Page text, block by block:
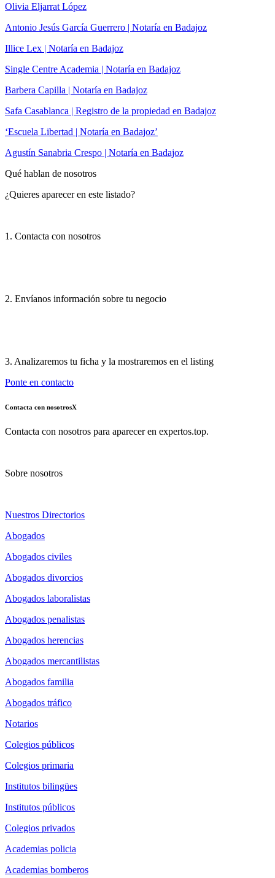
Olivia Eljarrat López
Antonio Jesús García Guerrero | Notaría en Badajoz
Illice Lex | Notaría en Badajoz
Single Centre Academia | Notaría en Badajoz
Barbera Capilla | Notaría en Badajoz
Safa Casablanca | Registro de la propiedad en Badajoz
‘Escuela Libertad | Notaría en Badajoz’
Agustín Sanabria Crespo | Notaría en Badajoz
Qué hablan de nosotros
¿Quieres aparecer en este listado?
1. Contacta con nosotros
2. Envíanos información sobre tu negocio
3. Analizaremos tu ficha y la mostraremos en el listing
Ponte en contacto
Contacta con nosotrosX
Contacta con nosotros para aparecer en expertos.top.
Sobre nosotros
Nuestros Directorios
Abogados
Abogados civiles
Abogados divorcios
Abogados laboralistas
Abogados penalistas
Abogados herencias
Abogados mercantilistas
Abogados familia
Abogados tráfico
Notarios
Colegios públicos
Colegios primaria
Institutos bilingües
Institutos públicos
Colegios privados
Academias policia
Academias bomberos